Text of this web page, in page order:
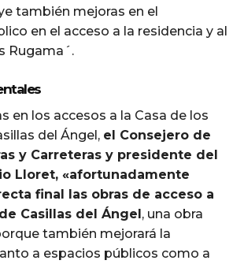
también mejoras en el
en el acceso a la residencia y al
Rugama´.
en los accesos a la Casa de los
del Ángel, el Consejero de
y Carreteras y presidente del
Lloret, «afortunadamente
final las obras de acceso a
Casillas del Ángel, una obra
también mejorará la
a espacios públicos como a